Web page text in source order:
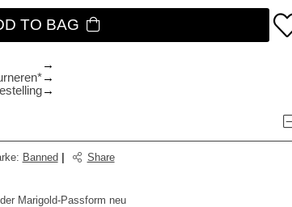
TO BAG
: Banned Share
Marigold-Passform neu